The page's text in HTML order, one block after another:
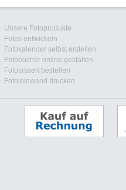
Unsere Fotoprodukte
Fotos entwickeln
Fotokalender selbst erstellen
Fotobücher online gestalten
Fototassen bestellen
Fotoleinwand drucken